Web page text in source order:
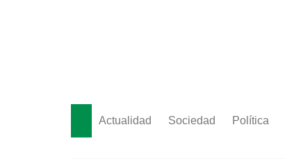
Actualidad Sociedad Política